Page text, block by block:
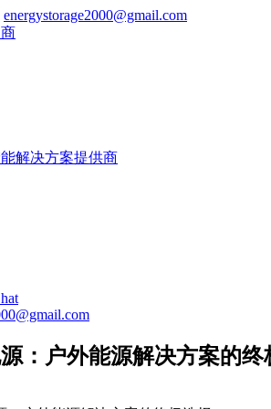
energystorage2000@gmail.com
：户外能源解决方案的终